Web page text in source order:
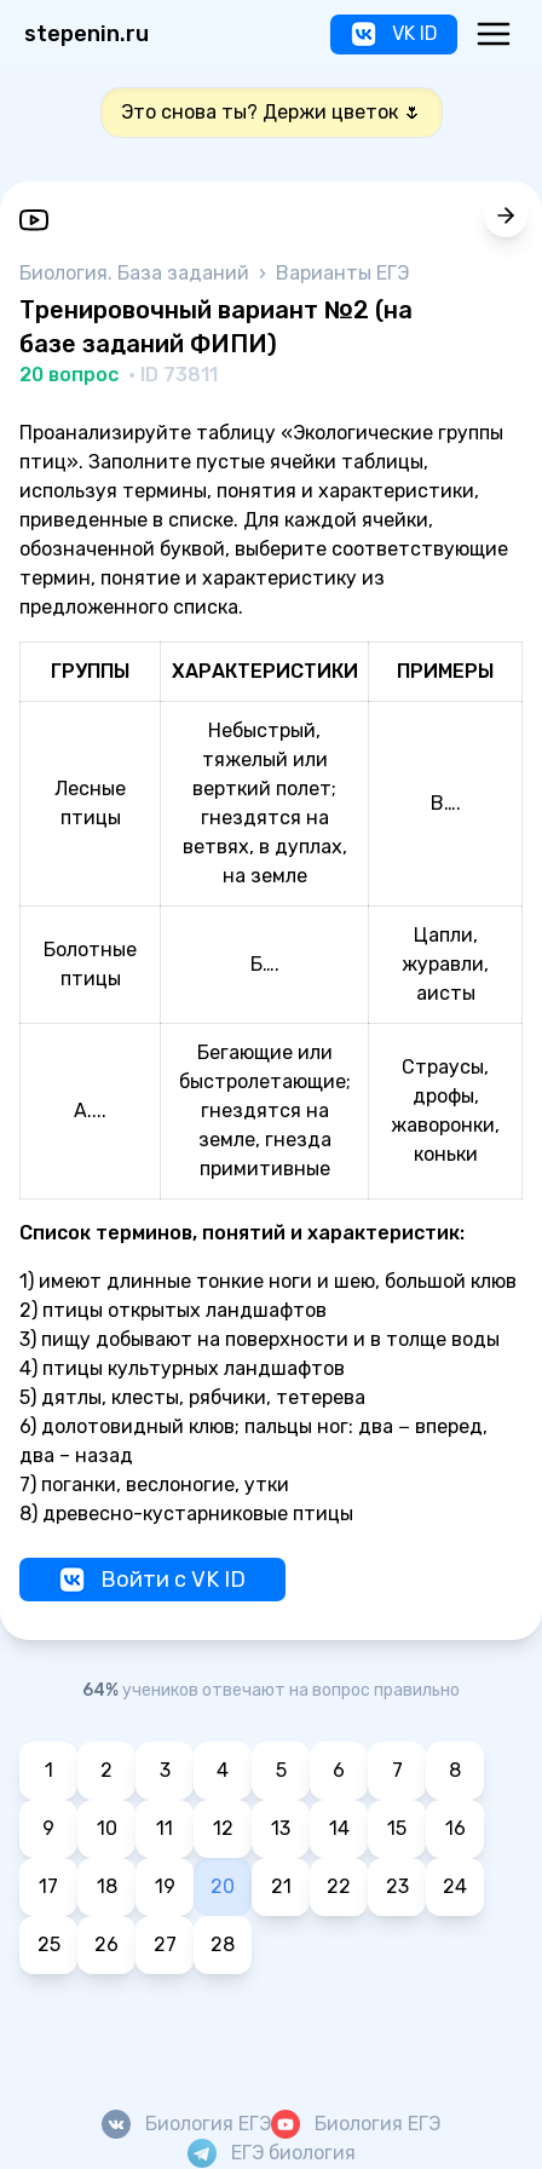
stepenin.ru VK ID
Это снова ты? Держи цветок 🌷
Биология. База заданий › Варианты ЕГЭ
Тренировочный вариант №2 (на
базе заданий ФИПИ)
20 вопрос · ID 73811
Проанализируйте таблицу «Экологические группы
птиц». Заполните пустые ячейки таблицы,
используя термины, понятия и характеристики,
приведенные в списке. Для каждой ячейки,
обозначенной буквой, выберите соответствующие
термин, понятие и характеристику из
предложенного списка.
ГРУППЫ ХАРАКТЕРИСТИКИ ПРИМЕРЫ
Лесные
птицы
Небыстрый,
тяжелый или
верткий полет;
гнездятся на
ветвях, в дуплах,
на земле
В….
Болотные
птицы
Б….
Цапли,
журавли,
аисты
А....
Бегающие или
быстролетающие;
гнездятся на
земле, гнезда
примитивные
Страусы,
дрофы,
жаворонки,
коньки
Список терминов, понятий и характеристик:
1) имеют длинные тонкие ноги и шею, большой клюв
2) птицы открытых ландшафтов
3) пищу добывают на поверхности и в толще воды
4) птицы культурных ландшафтов
5) дятлы, клесты, рябчики, тетерева
6) долотовидный клюв; пальцы ног: два − вперед,
два – назад
7) поганки, веслоногие, утки
8) древесно-кустарниковые птицы
Войти с VK ID
64%учеников отвечают на вопрос правильно
1 2 3 4 5 6 7 8
9 10 11 12 13 14 15 16
17 18 19 20 21 22 23 24
25 26 27 28
Биология ЕГЭ
Биология ЕГЭ
ЕГЭ биология